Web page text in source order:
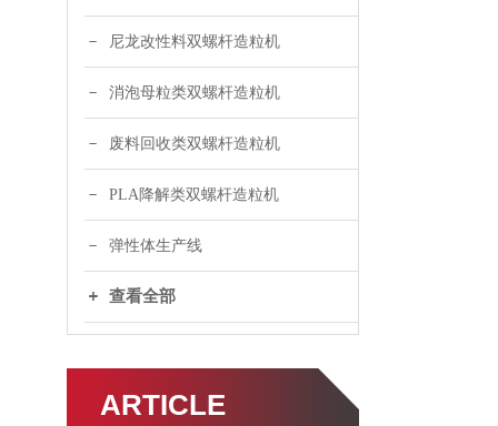
尼龙改性料双螺杆造粒机
消泡母粒类双螺杆造粒机
废料回收类双螺杆造粒机
PLA降解类双螺杆造粒机
弹性体生产线
查看全部
ARTICLE